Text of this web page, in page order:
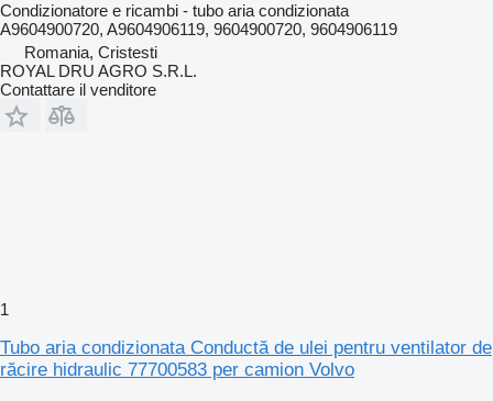
Condizionatore e ricambi - tubo aria condizionata
A9604900720, A9604906119, 9604900720, 9604906119
Romania, Cristesti
ROYAL DRU AGRO S.R.L.
Contattare il venditore
1
Tubo aria condizionata Conductă de ulei pentru ventilator de
răcire hidraulic 77700583 per camion Volvo